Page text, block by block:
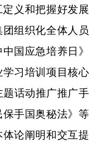
义和把握好发展
组织化全体人员
国应急培养日》
习培训项目核心
题话动推广推广手
手国奥秘法》等
论阐明和交互提